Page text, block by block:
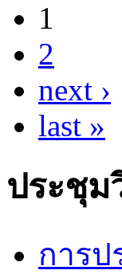
Pages
1
2
next ›
last »
ประชุม
การป